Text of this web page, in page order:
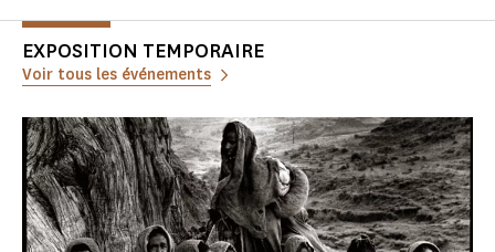
EXPOSITION TEMPORAIRE
Voir tous les événements